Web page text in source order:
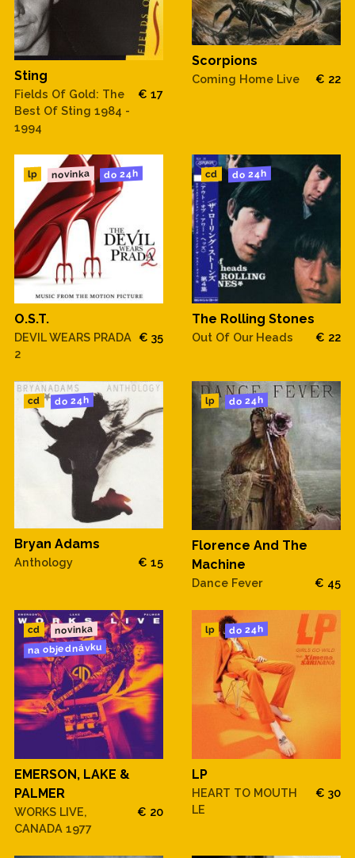
Sting
Fields Of Gold: The
Best Of Sting 1984 -
1994
€ 17
Scorpions
Coming Home Live € 22
lp novinka do 24h
O.S.T.
DEVIL WEARS PRADA
2
€ 35
cd do 24h
The Rolling Stones
Out Of Our Heads € 22
cd do 24h
Bryan Adams
Anthology € 15
lp do 24h
Florence And The
Machine
Dance Fever € 45
cd novinka
na objednávku
EMERSON, LAKE &
PALMER
WORKS LIVE,
CANADA 1977
€ 20
lp do 24h
LP
HEART TO MOUTH
LE
€ 30